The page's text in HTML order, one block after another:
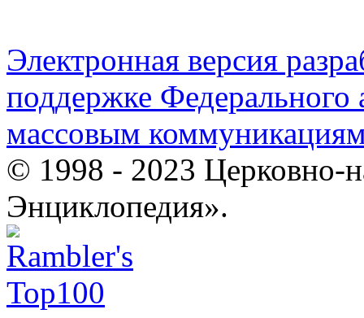
Электронная версия
поддержке Федерального
массовым
© 1998 - 2023 Церковно-
Энциклопедия».